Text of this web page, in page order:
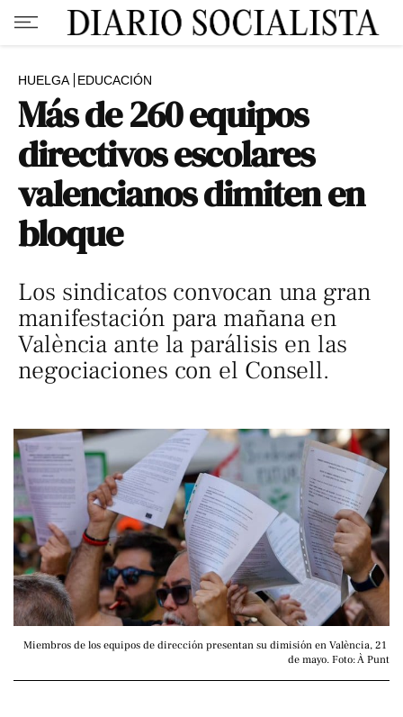
HUELGA EDUCACIÓN
Más de 260 equipos
directivos escolares
valencianos dimiten en
bloque
Los sindicatos convocan una gran
manifestación para mañana en
València ante la parálisis en las
negociaciones con el Consell.
Miembros de los equipos de dirección presentan su dimisión en València, 21
de mayo. Foto: À Punt